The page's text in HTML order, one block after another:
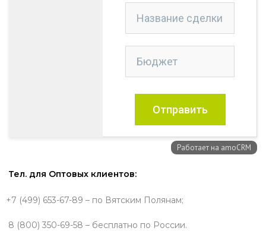
Тел. для Оптовых клиентов:
+7 (499) 653-67-89 – по Вятским Полянам;
8 (800) 350-69-58 – бесплатно по России.